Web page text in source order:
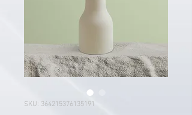
SKU: 364215376135191